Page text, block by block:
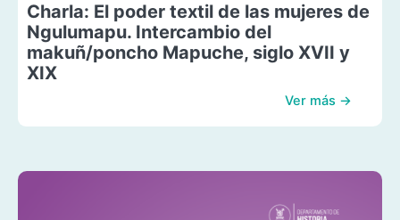
Charla: El poder textil de las mujeres de
Ngulumapu. Intercambio del
makuñ/poncho Mapuche, siglo XVII y
XIX
Ver más →